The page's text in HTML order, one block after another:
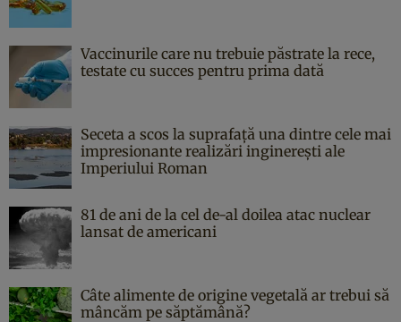
Vaccinurile care nu trebuie păstrate la rece,
testate cu succes pentru prima dată
Seceta a scos la suprafață una dintre cele mai
impresionante realizări inginerești ale
Imperiului Roman
81 de ani de la cel de-al doilea atac nuclear
lansat de americani
Câte alimente de origine vegetală ar trebui să
mâncăm pe săptămână?